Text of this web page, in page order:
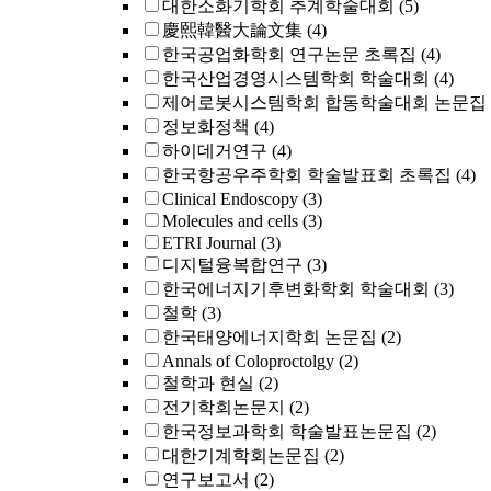
대한소화기학회 추계학술대회 (5)
慶熙韓醫大論文集 (4)
한국공업화학회 연구논문 초록집 (4)
한국산업경영시스템학회 학술대회 (4)
제어로봇시스템학회 합동학술대회 논문집
정보화정책 (4)
하이데거연구 (4)
한국항공우주학회 학술발표회 초록집 (4)
Clinical Endoscopy (3)
Molecules and cells (3)
ETRI Journal (3)
디지털융복합연구 (3)
한국에너지기후변화학회 학술대회 (3)
철학 (3)
한국태양에너지학회 논문집 (2)
Annals of Coloproctolgy (2)
철학과 현실 (2)
전기학회논문지 (2)
한국정보과학회 학술발표논문집 (2)
대한기계학회논문집 (2)
연구보고서 (2)